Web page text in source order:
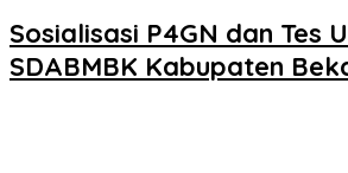
Sosialisasi P4GN dan Tes
SDABMBK Kabupaten